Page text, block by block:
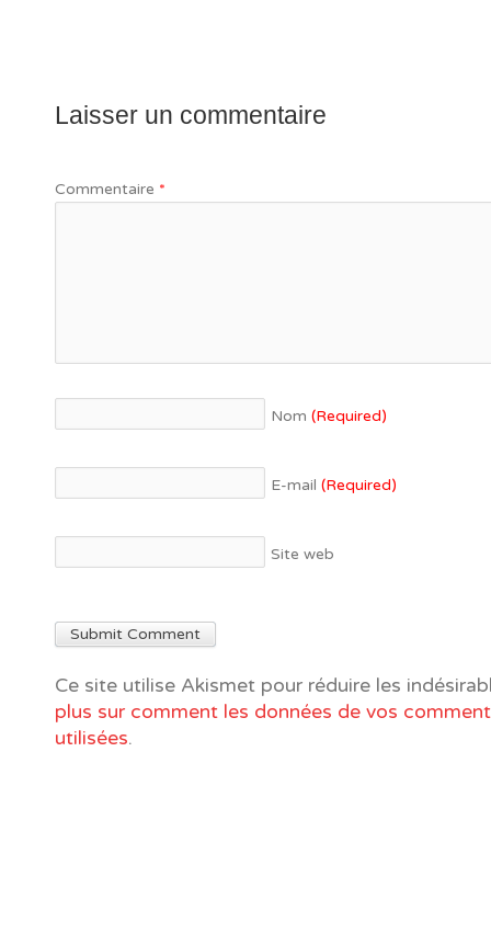
Laisser un commentaire
Commentaire *
Nom (Required)
E-mail (Required)
Site web
Ce site utilise Akismet pour réduire les
plus sur comment les données de vos
utilisées.